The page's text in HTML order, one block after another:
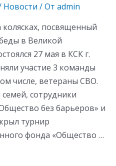
Новости / От admin
колясках, посвященный
в Великой
27 мая в КСК г.
участие 3 команды
числе, ветераны СВО.
сотрудники
без барьеров» и
турнир
фонда «Общество …